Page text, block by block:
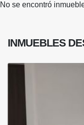
No se encontró
INMUEBLES